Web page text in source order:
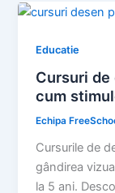
Educatie
Cursuri
cum
Echipa
Cursurile de
gândirea
la 5 ani.